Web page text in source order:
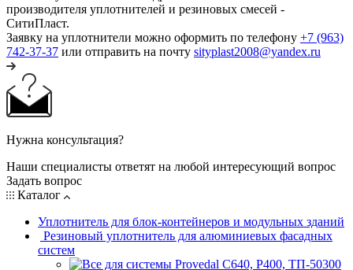
производителя уплотнителей и резиновых смесей -
СитиПласт.
Заявку на уплотнители можно оформить по телефону +7 (963)
742-37-37 или отправить на почту sityplast2008@yandex.ru
Нужна консультация?
Наши специалисты ответят на любой интересующий вопрос
Задать вопрос
Каталог
Уплотнитель для блок-контейнеров и модульных зданий
Резиновый уплотнитель для алюминиевых фасадных
систем